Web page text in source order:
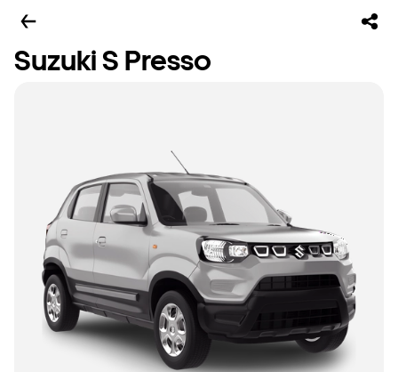
Suzuki S Presso